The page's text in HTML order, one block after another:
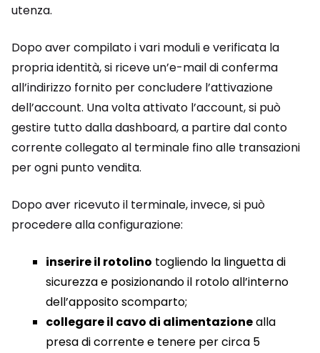
utenza.
Dopo aver compilato i vari moduli e verificata la
propria identità, si riceve un’e-mail di conferma
all’indirizzo fornito per concludere l’attivazione
dell’account. Una volta attivato l’account, si può
gestire tutto dalla dashboard, a partire dal conto
corrente collegato al terminale fino alle transazioni
per ogni punto vendita.
Dopo aver ricevuto il terminale, invece, si può
procedere alla configurazione:
inserire il rotolino togliendo la linguetta di
sicurezza e posizionando il rotolo all’interno
dell’apposito scomparto;
collegare il cavo di alimentazionealla
presa di corrente e tenere per circa 5